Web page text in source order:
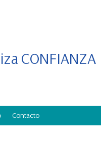
CONFIANZA
Contacto